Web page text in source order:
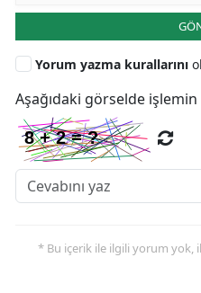
Yorum yazma kurallarını
Aşağıdaki görselde
* Bu içerik ile ilgili yorum yok,